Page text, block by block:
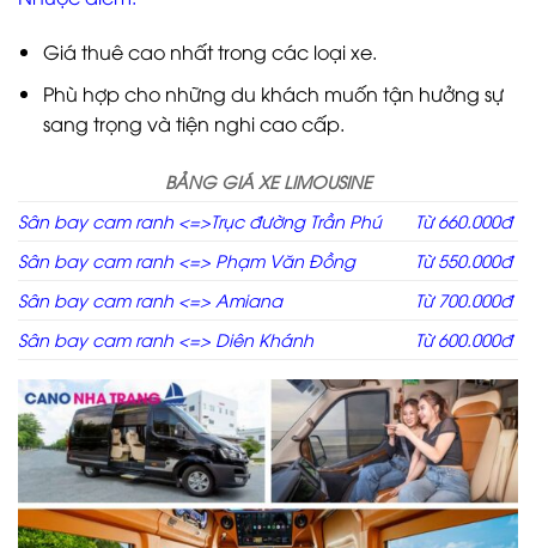
Giá thuê cao nhất trong các loại xe.
Phù hợp cho những du khách muốn tận hưởng sự
sang trọng và tiện nghi cao cấp.
BẢNG GIÁ XE LIMOUSINE
Sân bay cam ranh <=>Trục đường Trần Phú
Từ 660.000đ
Sân bay cam ranh <=> Phạm Văn Đồng
Từ 550.000đ
Sân bay cam ranh <=> Amiana
Từ 700.000đ
Sân bay cam ranh <=> Diên Khánh
Từ 600.000đ